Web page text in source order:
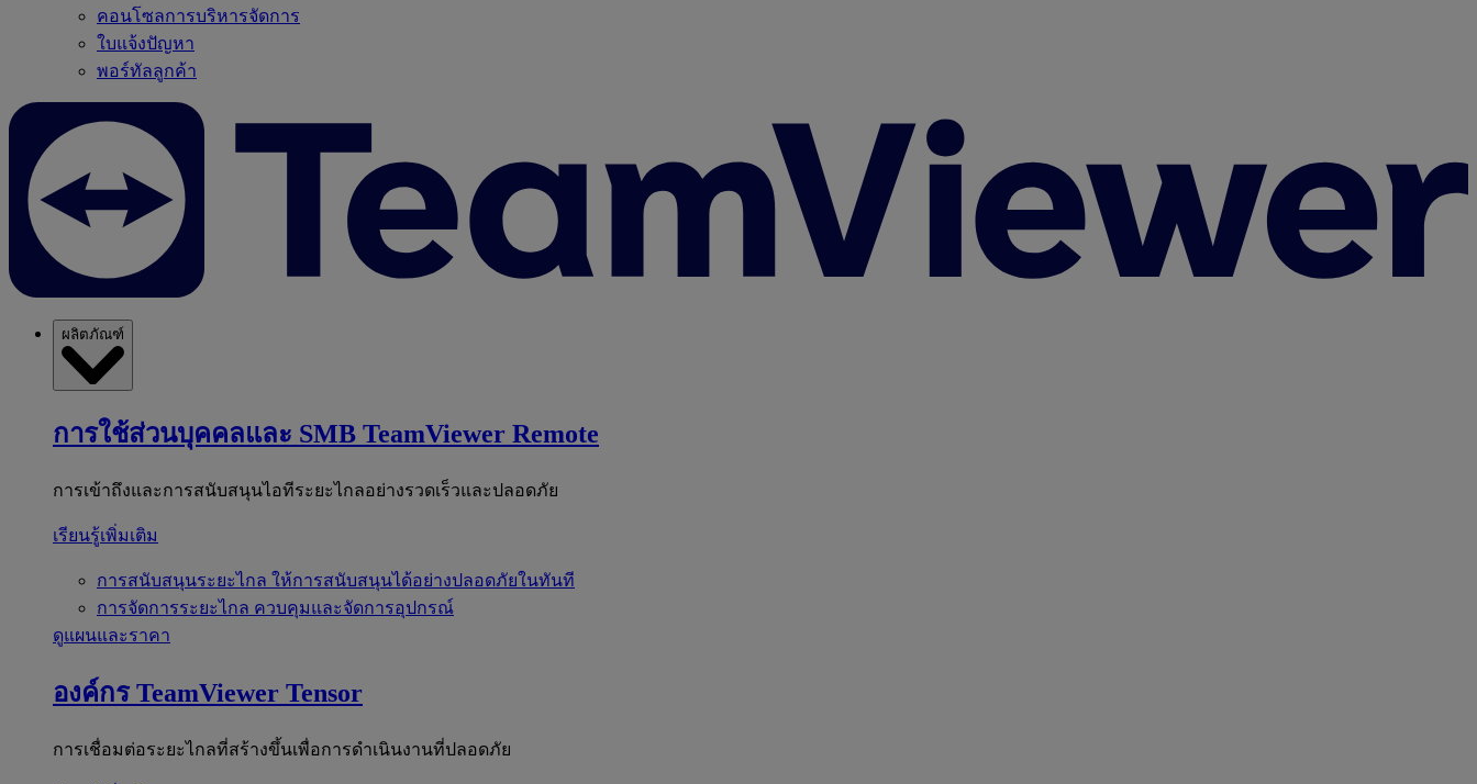
คอนโซลการบริหารจัดการ
ใบแจ้งปัญหา
พอร์ทัลลูกค้า
ผลิตภัณฑ์
การใช้ส่วนบุคคลและ SMB TeamViewer Remote
การเข้าถึงและการสนับสนุนไอทีระยะไกลอย่างรวดเร็วและปลอดภัย
เรียนรู้เพิ่มเติม
การสนับสนุนระยะไกล ให้การสนับสนุนได้อย่างปลอดภัยในทันที
การจัดการระยะไกล ควบคุมและจัดการอุปกรณ์
ดูแผนและราคา
องค์กร TeamViewer Tensor
การเชื่อมต่อระยะไกลที่สร้างขึ้นเพื่อการดำเนินงานที่ปลอดภัย